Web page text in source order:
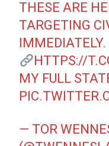
THESE ARE
TARGETING
IMMEDIATELY.
HTTPS://
MY FULL
— TOR